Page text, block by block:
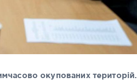
окупованих територій.